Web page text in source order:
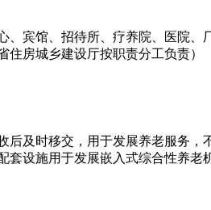
宾馆、招待所、疗养院、医院
房城乡建设厅按职责分工负责）
及时移交，用于发展养老服务
设施用于发展嵌入式综合性养